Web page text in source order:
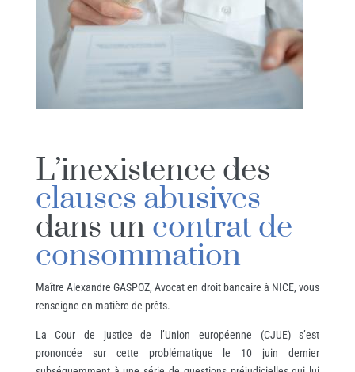
L’inexistence des
clauses abusives
dans un contrat de
consommation
Maître Alexandre GASPOZ, Avocat en droit bancaire à NICE, vous
renseigne en matière de prêts.
La Cour de justice de l’Union européenne (CJUE) s’est
prononcée sur cette problématique le 10 juin dernier